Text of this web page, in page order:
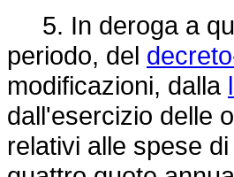
5. In deroga a
periodo, del
modificazioni, dalla
dall'esercizio delle
relativi alle spese